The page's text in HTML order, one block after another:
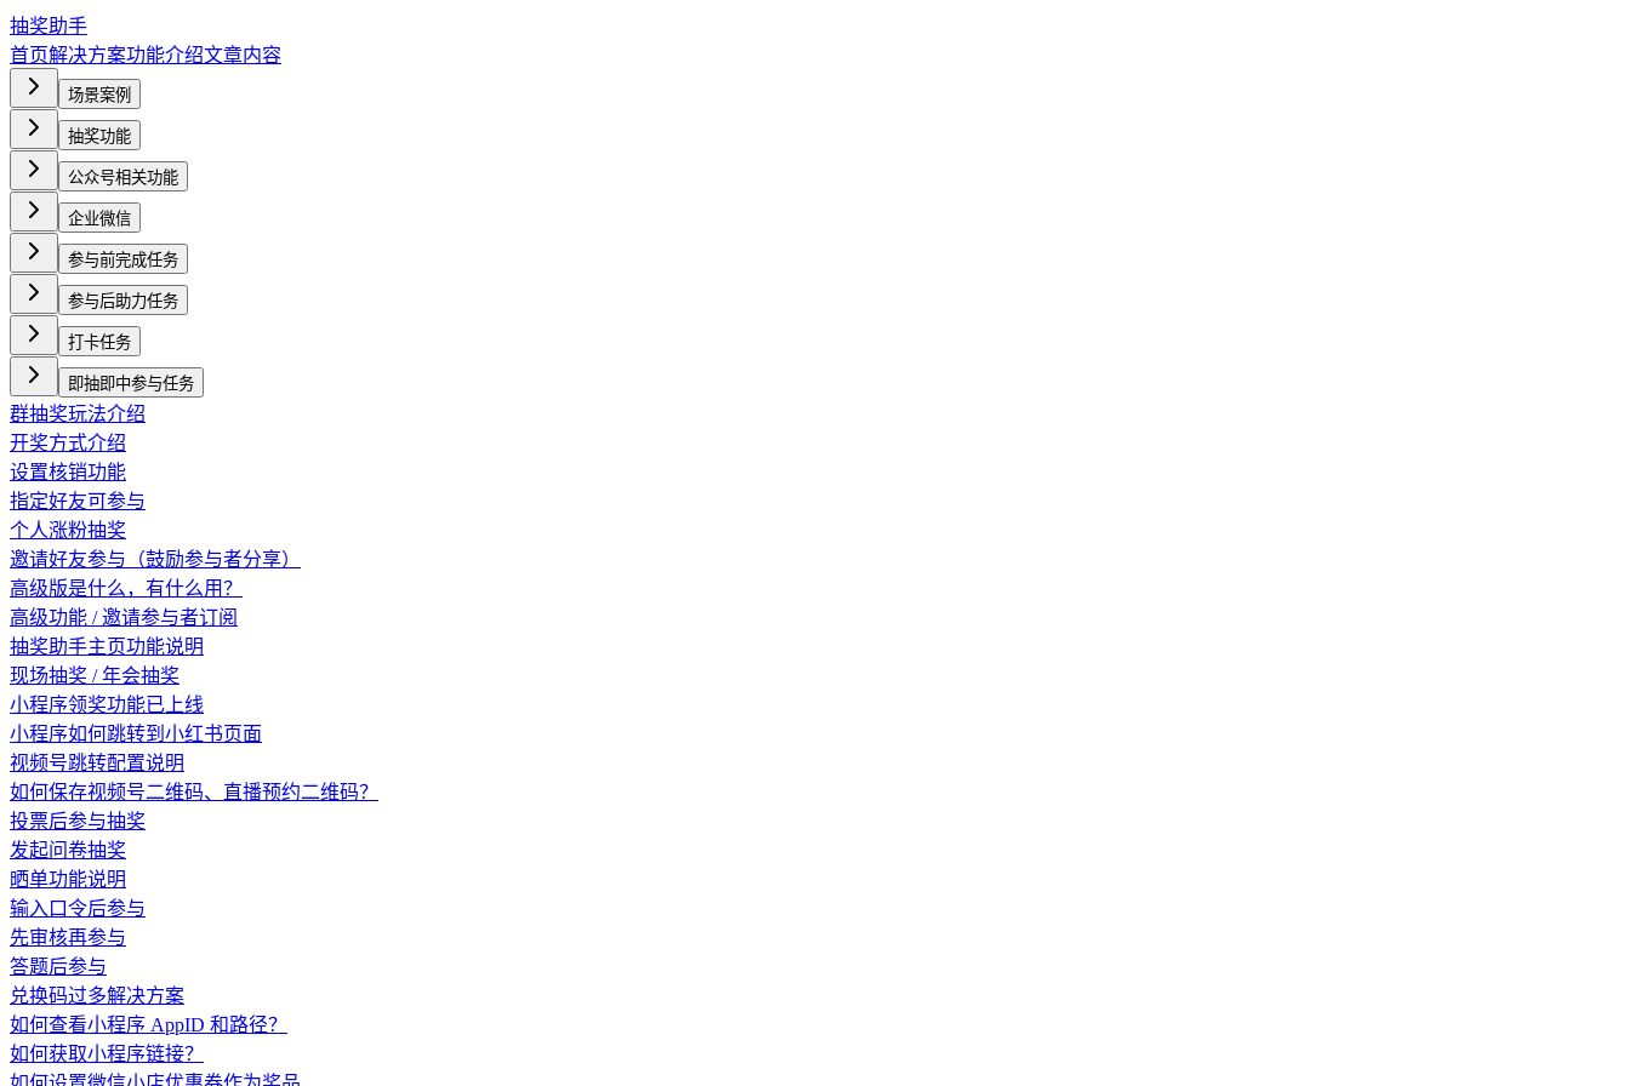
抽奖助手
首页解决方案功能介绍文章内容
场景案例
抽奖功能
公众号相关功能
企业微信
参与前完成任务
参与后助力任务
打卡任务
即抽即中参与任务
群抽奖玩法介绍
开奖方式介绍
设置核销功能
指定好友可参与
个人涨粉抽奖
邀请好友参与（鼓励参与者分享）
高级版是什么，有什么用？
高级功能 / 邀请参与者订阅
抽奖助手主页功能说明
现场抽奖 / 年会抽奖
小程序领奖功能已上线
小程序如何跳转到小红书页面
视频号跳转配置说明
如何保存视频号二维码、直播预约二维码？
投票后参与抽奖
发起问卷抽奖
晒单功能说明
输入口令后参与
先审核再参与
答题后参与
兑换码过多解决方案
如何查看小程序 AppID 和路径？
如何获取小程序链接？